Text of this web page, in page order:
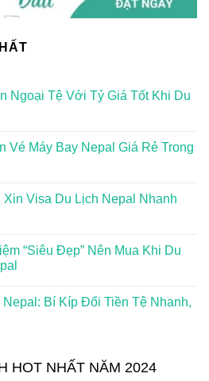
Ngoại Tệ Với Tỷ Giá Tốt Khi Du
Vé Máy Bay Nepal Giá Rẻ Trong
Visa Du Lịch Nepal Nhanh
“Siêu Đẹp” Nên Mua Khi Du
Bí Kíp Đổi Tiền Tệ Nhanh,
HOT NHẤT NĂM 2024